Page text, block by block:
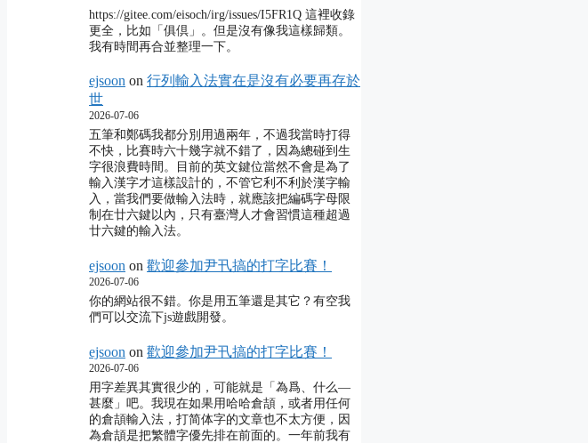
https://gitee.com/eisoch/irg/issues/I5FR1Q 這裡收錄
更全，比如「俱倶」。但是沒有像我這樣歸類。
我有時間再合並整理一下。
ejsoon on 行列輸入法實在是沒有必要再存於
世
2026-07-06
五筆和鄭碼我都分別用過兩年，不過我當時打得
不快，比賽時六十幾字就不錯了，因為總碰到生
字很浪費時間。目前的英文鍵位當然不會是為了
輸入漢字才這樣設計的，不管它利不利於漢字輸
入，當我們要做輸入法時，就應該把編碼字母限
制在廿六鍵以內，只有臺灣人才會習慣這種超過
廿六鍵的輸入法。
ejsoon on 歡迎參加尹卂搞的打字比賽！
2026-07-06
你的網站很不錯。你是用五筆還是其它？有空我
們可以交流下js遊戲開發。
ejsoon on 歡迎參加尹卂搞的打字比賽！
2026-07-06
用字差異其實很少的，可能就是「為爲、什么―
甚麼」吧。我現在如果用哈哈倉頡，或者用任何
的倉頡輸入法，打简体字的文章也不太方便，因
為倉頡是把繁體字優先排在前面的。一年前我有